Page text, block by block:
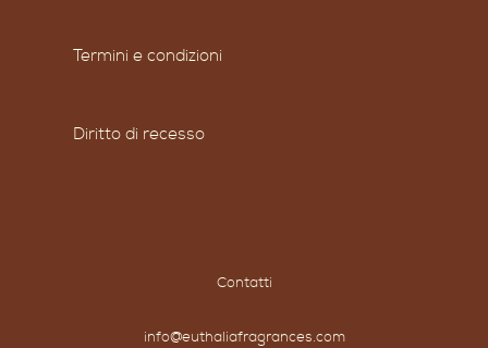
Termini e condizioni
Diritto di recesso
Contatti
info@euthaliafragrances.com